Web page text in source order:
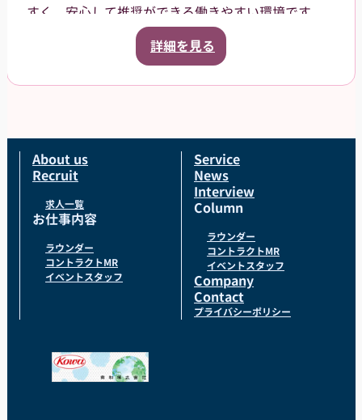
すく、安心して推奨ができる働きやすい環境です。
青森・岩手・秋田・宮城・山形・福島県など東北六
県のドラッグストア・ホームセンター・GMSなどで
詳細を見る
About us
Recruit
求人一覧
お仕事内容
ラウンダー
コントラクトMR
イベントスタッフ
Service
News
Interview
Column
ラウンダー
コントラクトMR
イベントスタッフ
Company
Contact
プライバシーポリシー